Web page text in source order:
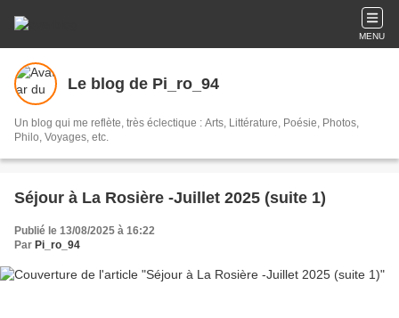
MENU
Le blog de Pi_ro_94
Un blog qui me reflète, très éclectique : Arts, Littérature, Poésie, Photos,
Philo, Voyages, etc.
Séjour à La Rosière -Juillet 2025 (suite 1)
Publié le 13/08/2025 à 16:22
Par Pi_ro_94